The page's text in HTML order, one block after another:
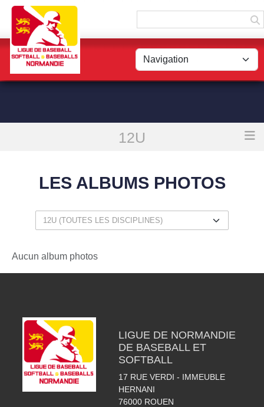
12U
Les albums photos
LES ALBUMS PHOTOS
Aucun album photos
LIGUE DE NORMANDIE
DE BASEBALL ET
SOFTBALL
17 RUE VERDI - IMMEUBLE
HERNANI
76000 ROUEN
Panneau de gestion des cookies